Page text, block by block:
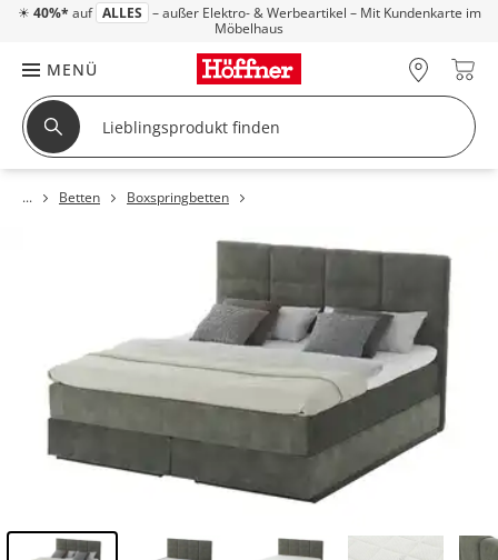
☀ 40%* auf ALLES – außer Elektro- & Werbeartikel – Mit Kundenkarte im
Möbelhaus
MENÜ
Betten Boxspringbetten